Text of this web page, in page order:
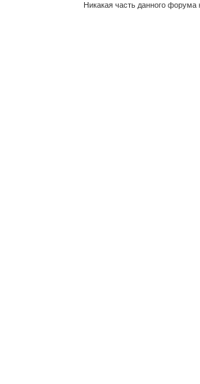
Никакая часть данного